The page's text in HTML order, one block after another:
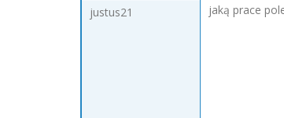
justus21
jaką prace